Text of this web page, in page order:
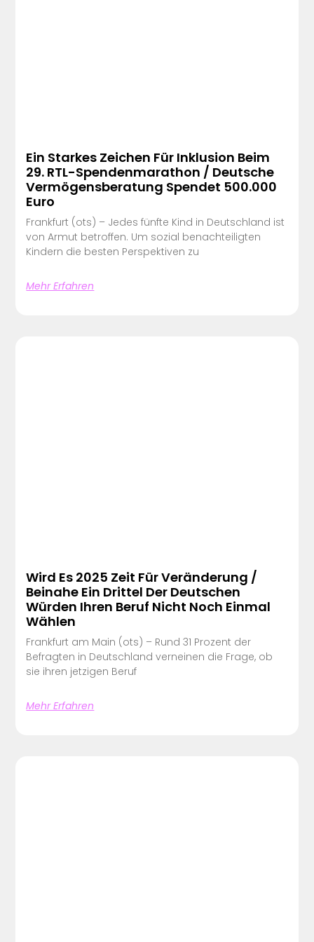
Ein Starkes Zeichen Für Inklusion Beim
29. RTL-Spendenmarathon / Deutsche
Vermögensberatung Spendet 500.000
Euro
Frankfurt (ots) – Jedes fünfte Kind in Deutschland ist
von Armut betroffen. Um sozial benachteiligten
Kindern die besten Perspektiven zu
Mehr Erfahren
Wird Es 2025 Zeit Für Veränderung /
Beinahe Ein Drittel Der Deutschen
Würden Ihren Beruf Nicht Noch Einmal
Wählen
Frankfurt am Main (ots) – Rund 31 Prozent der
Befragten in Deutschland verneinen die Frage, ob
sie ihren jetzigen Beruf
Mehr Erfahren